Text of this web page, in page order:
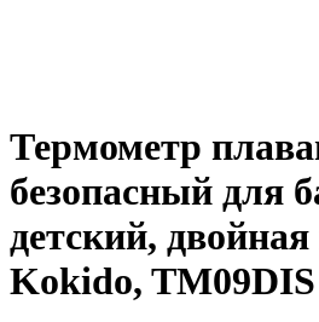
Термометр
безопасный для
детский,
Kokido, TM09DIS